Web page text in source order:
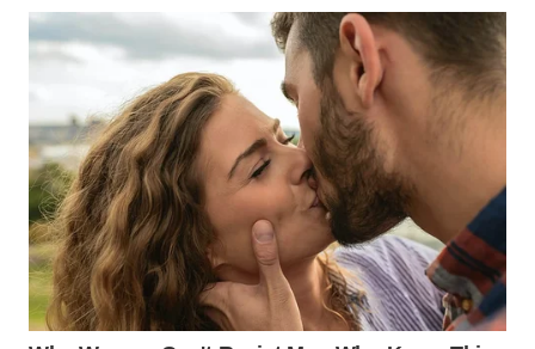
LIKUPANG
WN
LABUANBAJO
WN
BORNEO
Wahana
Media
Group